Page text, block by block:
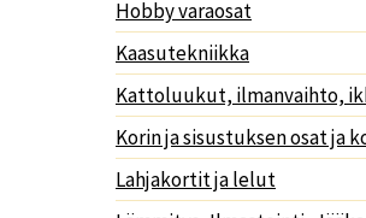
Hobby varaosat
Kaasutekniikka
Kattoluukut, ilmanvaihto,
Korin ja sisustuksen osat ja
Lahjakortit ja lelut